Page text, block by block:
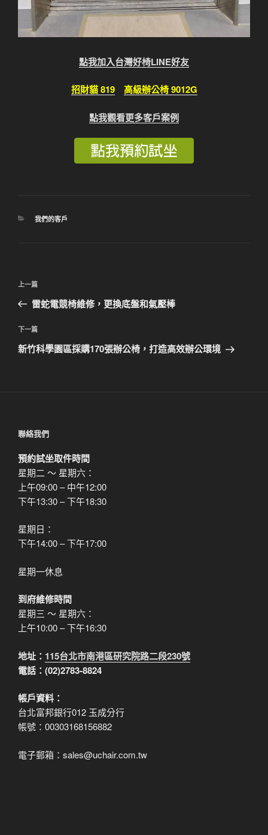
點我加入台灣好椅LINE好友
招財貓 819 高級辦公椅 9012G
點我觀看更多客戶案例
分
我們的客戶
文
導
覽
上
一
文
章
上一篇
雷蛇電競椅維修，更換底盤和氣壓棒
下
一
下一篇
新竹科學園區採購170張辦公椅，打造高效辦公環境
聯絡我們
預約試坐取件時間
星期二 ～ 星期六：
上午09:00 – 中午12:00
下午13:30 – 下午18:30
星期日：
下午14:00 – 下午17:00
星期一休息
到府維修時間
星期三 ～ 星期六：
上午10:00 – 下午16:30
地址： 115台北市南港區研究院路二段230號
電話：(02)2783-8824
帳戶資料：
台北富邦銀行012 玉成分行
帳號：00303168156882
電子郵箱：sales@uchair.com.tw